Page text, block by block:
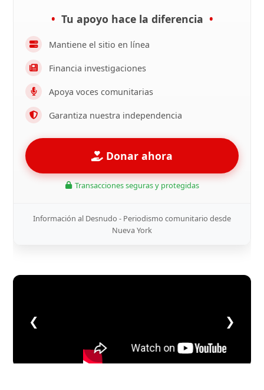
Tu apoyo hace la diferencia
Mantiene el sitio en línea
Financia investigaciones
Apoya voces comunitarias
Garantiza nuestra independencia
Donar ahora
Transacciones seguras y protegidas
Información al Desnudo - Periodismo comunitario desde
Nueva York
❮ ❯